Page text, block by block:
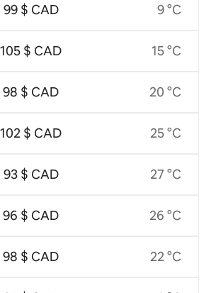
99 $ CAD
105 $ CAD
98 $ CAD
102 $ CAD
93 $ CAD
96 $ CAD
98 $ CAD
9 °C
15 °C
20 °C
25 °C
27 °C
26 °C
22 °C